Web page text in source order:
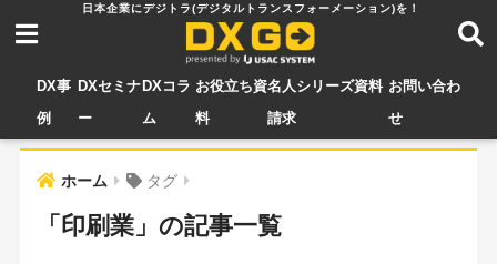
DX事
例
DXセミナ
ー
DXコラ
ム
お役立ち資
料
名人シリーズ資料
請求
お問い合わ
せ
ホーム タグ
「印刷業」の記事一覧